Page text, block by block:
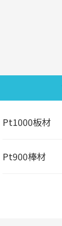
Pt1000板材
Pt900棒材